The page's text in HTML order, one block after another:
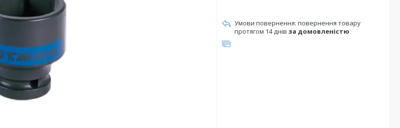
повернення товару
протягом 14 днів за домовленістю